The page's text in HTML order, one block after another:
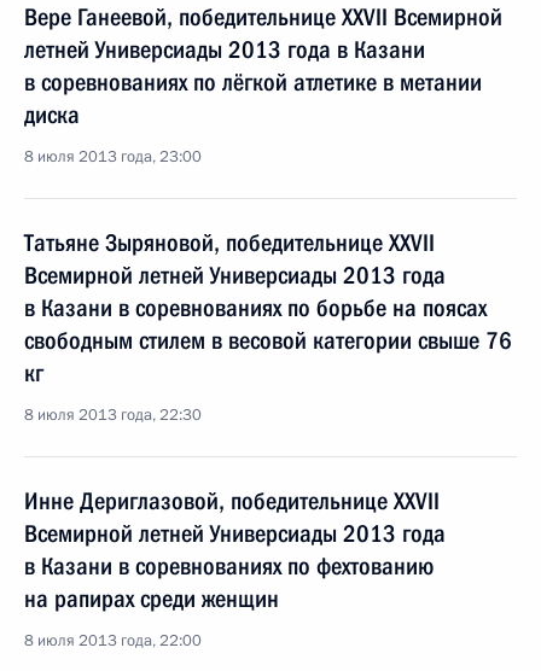
Вере Ганеевой, победительнице XXVII Всемирной
летней Универсиады 2013 года в Казани
в соревнованиях по лёгкой атлетике в метании
диска
8 июля 2013 года, 23:00
Татьяне Зыряновой, победительнице XXVII
Всемирной летней Универсиады 2013 года
в Казани в соревнованиях по борьбе на поясах
свободным стилем в весовой категории свыше 76
кг
8 июля 2013 года, 22:30
Инне Дериглазовой, победительнице XXVII
Всемирной летней Универсиады 2013 года
в Казани в соревнованиях по фехтованию
на рапирах среди женщин
8 июля 2013 года, 22:00